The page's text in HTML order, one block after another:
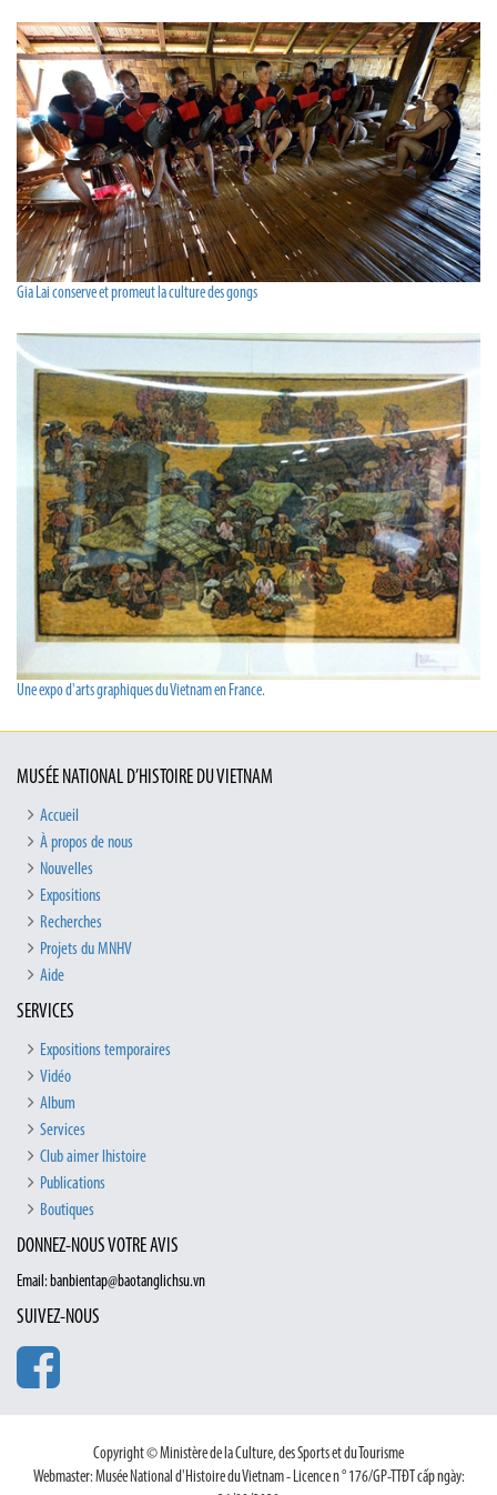
Gia Lai conserve et promeut la culture des gongs
Une expo d'arts graphiques du Vietnam en France.
MUSÉE NATIONAL D’HISTOIRE DU VIETNAM
Accueil
À propos de nous
Nouvelles
Expositions
Recherches
Projets du MNHV
Aide
SERVICES
Expositions temporaires
Vidéo
Album
Services
Club aimer lhistoire
Publications
Boutiques
DONNEZ-NOUS VOTRE AVIS
Email: banbientap@baotanglichsu.vn
SUIVEZ-NOUS
Copyright © Ministère de la Culture, des Sports et du Tourisme
Webmaster: Musée National d'Histoire du Vietnam - Licence n ° 176/GP-TTĐT cấp ngày: